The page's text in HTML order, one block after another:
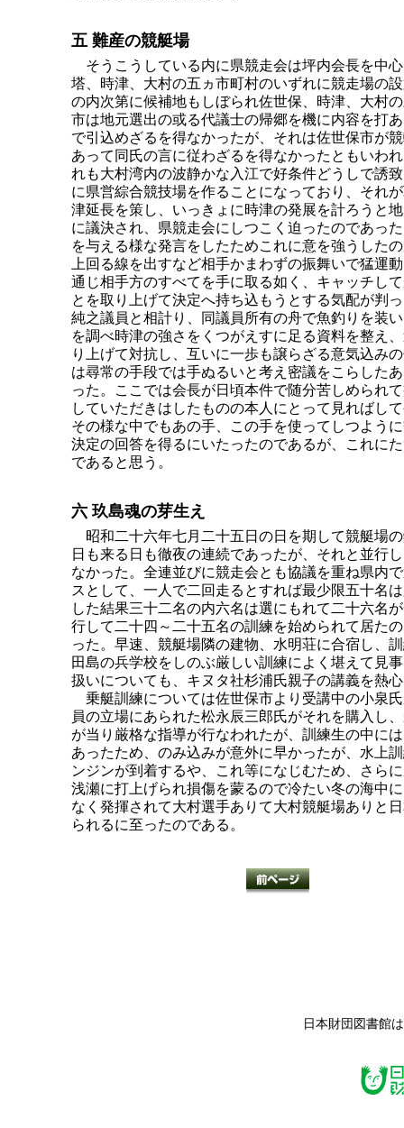
五 難産の競艇場
そうこうしている内に県競走会は坪内会長を中
塔、時津、大村の五ヵ市町村のいずれに競走場の
の内次第に候補地もしぼられ佐世保、時津、大村
市は地元選出の或る代議士の帰郷を機に内容を打
で引込めざるを得なかったが、それは佐世保市が
あって同氏の言に従わざるを得なかったともいわ
れも大村湾内の波静かな入江で好条件どうしで誘
に県営綜合競技場を作ることになっており、それ
津延長を策し、いっきょに時津の発展を計ろうと
に議決され、県競走会にしつこく迫ったのであっ
を与える様な発言をしたためこれに意を強うした
上回る線を出すなど相手かまわずの振舞いで猛運
通じ相手方のすべてを手に取る如く、キャッチし
とを取り上げて決定へ持ち込もうとする気配が判
純之議員と相計り、同議員所有の舟で魚釣りを装
を調べ時津の強さをくつがえすに足る資料を整え
り上げて対抗し、互いに一歩も譲らざる意気込み
は尋常の手段では手ぬるいと考え密議をこらした
った。ここでは会長が日頃本件で随分苦しめられ
していただきはしたものの本人にとって見ればし
その様な中でもあの手、この手を使ってしつよう
決定の回答を得るにいたったのであるが、これに
であると思う。
六 玖島魂の芽生え
昭和二十六年七月二十五日の日を期して競艇場
日も来る日も徹夜の連続であったが、それと並行
なかった。全連並びに競走会とも協議を重ね県内
スとして、一人で二回走るとすれば最少限五十名
した結果三十二名の内六名は選にもれて二十六名
行して二十四～二十五名の訓練を始められて居た
った。早速、競艇場隣の建物、水明荘に合宿し、
田島の兵学校をしのぶ厳しい訓練によく堪えて見
扱いについても、キヌタ社杉浦氏親子の講義を熱
乗艇訓練については佐世保市より受講中の小泉
員の立場にあられた松永辰三郎氏がそれを購入し
が当り厳格な指導が行なわれたが、訓練生の中に
あったため、のみ込みが意外に早かったが、水上
ンジンが到着するや、これ等になじむため、さら
浅瀬に打上げられ損傷を蒙るので冷たい冬の海中
なく発揮されて大村選手ありて大村競艇場ありと
られるに至ったのである。
日本財団図書館